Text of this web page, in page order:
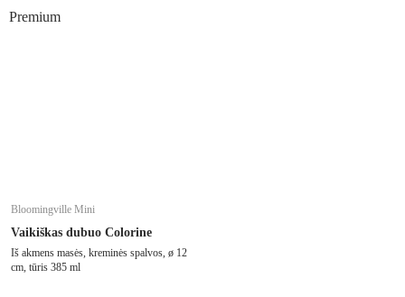
Premium
Bloomingville Mini
Vaikiškas dubuo Colorine
Iš akmens masės, kreminės spalvos, ø 12
cm, tūris 385 ml